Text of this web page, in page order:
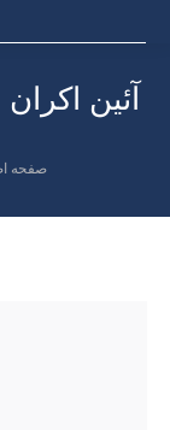
آئین
شماصفحه